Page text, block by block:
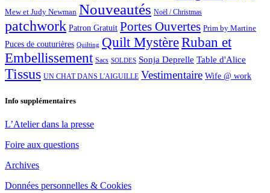
Mew et Judy Newman Nouveautés Noël / Christmas
patchwork Patron Gratuit Portes Ouvertes Prim by Martine
Puces de couturières Quilting Quilt MystèreRuban et
Embellissement Sacs SOLDES Sonja Deprelle Table d'Alice
Tissus UN CHAT DANS L'AIGUILLE Vestimentaire Wife @ work
Info supplémentaires
L’Atelier dans la presse
Foire aux questions
Archives
Données personnelles & Cookies